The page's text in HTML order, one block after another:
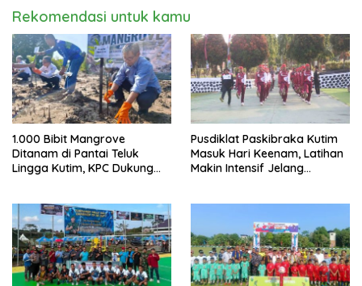
Rekomendasi untuk kamu
1.000 Bibit Mangrove
Ditanam di Pantai Teluk
Lingga Kutim, KPC Dukung
Pusdiklat Paskibraka Kutim
Masuk Hari Keenam, Latihan
Makin Intensif Jelang